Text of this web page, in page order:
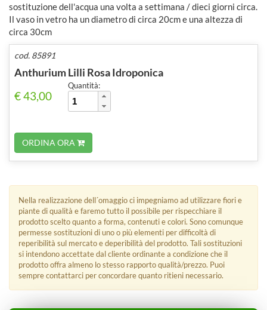
sostituzione dell'acqua una volta a settimana / dieci giorni circa.
Il vaso in vetro ha un diametro di circa 20cm e una altezza di
circa 30cm
cod. 85891
Anthurium Lilli Rosa Idroponica
€ 43,00
Quantità:
ORDINA ORA
Nella realizzazione dell´omaggio ci impegniamo ad utilizzare fiori e
piante di qualità e faremo tutto il possibile per rispecchiare il
prodotto scelto quanto a forma, contenuti e colori. Sono comunque
permesse sostituzioni di uno o più elementi per difficoltà di
reperibilità sul mercato e deperibilità del prodotto. Tali sostituzioni
si intendono accettate dal cliente ordinante a condizione che il
prodotto offra almeno lo stesso rapporto qualità/prezzo. Puoi
sempre contattarci per concordare quanto ritieni necessario.